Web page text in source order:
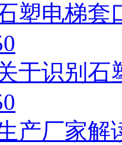
塑电梯套
于识别石
产厂家解